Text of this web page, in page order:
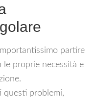
partire
le proprie necessità e
questi problemi,